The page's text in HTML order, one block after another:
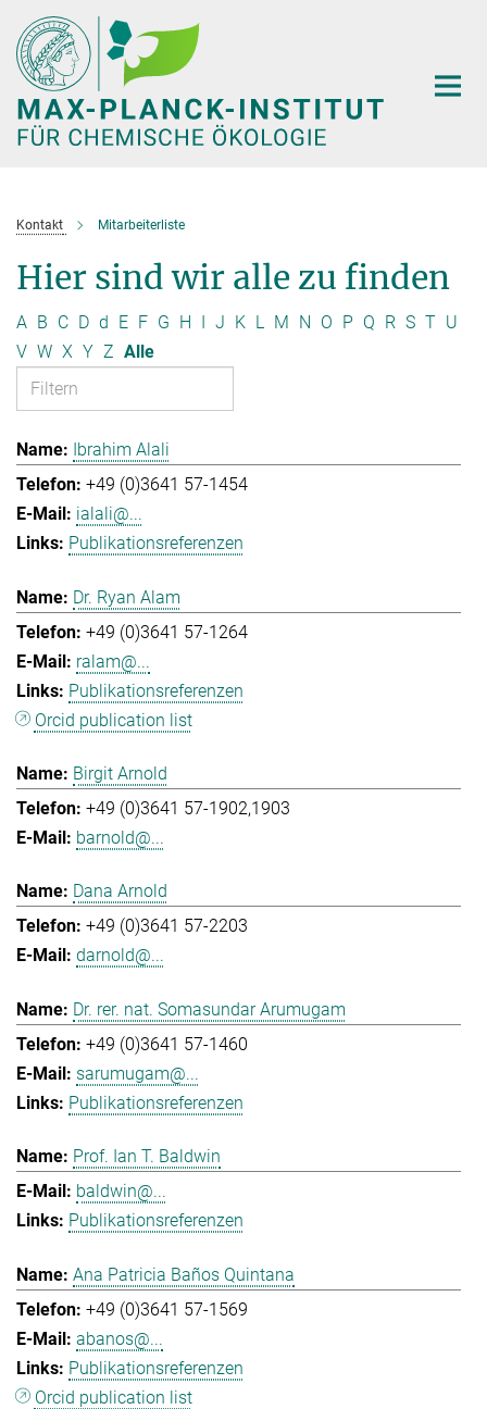
Hauptinhalt
Kontakt Mitarbeiterliste
Hier sind wir alle zu finden
A B C D d E F G H I J K L M N O P Q R S T U
V W X Y Z Alle
Ibrahim Alali
+49 (0)3641 57-1454
ialali@...
Publikationsreferenzen
Dr. Ryan Alam
+49 (0)3641 57-1264
ralam@...
Publikationsreferenzen
Orcid publication list
Birgit Arnold
+49 (0)3641 57-1902,1903
barnold@...
Dana Arnold
+49 (0)3641 57-2203
darnold@...
Dr. rer. nat. Somasundar Arumugam
+49 (0)3641 57-1460
sarumugam@...
Publikationsreferenzen
Prof. Ian T. Baldwin
baldwin@...
Publikationsreferenzen
Ana Patricia Baños Quintana
+49 (0)3641 57-1569
abanos@...
Publikationsreferenzen
Orcid publication list